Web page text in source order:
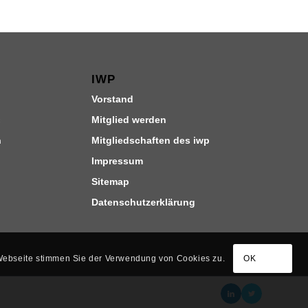
IWP
Vorstand
Mitglied werden
Mitgliedschaften des iwp
Impressum
Sitemap
Datenschutzerklärung
stimmen Sie der Verwendung von Cookies zu. OK